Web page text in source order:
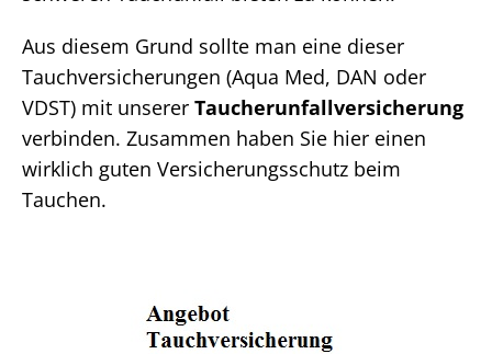
Aus diesem Grund sollte man eine dieser
Tauchversicherungen (Aqua Med, DAN oder
VDST) mit unserer Taucherunfallversicherung
verbinden. Zusammen haben Sie hier einen
wirklich guten Versicherungsschutz beim
Tauchen.